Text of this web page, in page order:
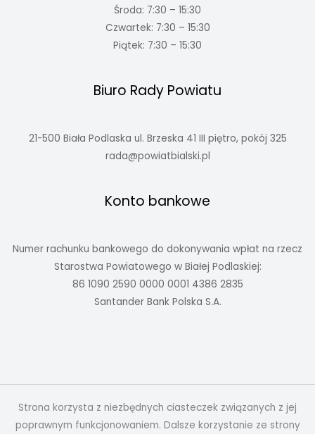
Środa: 7:30 – 15:30
Czwartek: 7:30 – 15:30
Piątek: 7:30 – 15:30
Biuro Rady Powiatu
21-500 Biała Podlaska ul. Brzeska 41 III piętro, pokój 325
rada@powiatbialski.pl
Konto bankowe
Numer rachunku bankowego do dokonywania wpłat na rzecz
Starostwa Powiatowego w Białej Podlaskiej:
86 1090 2590 0000 0001 4386 2835
Santander Bank Polska S.A.
Strona korzysta z niezbędnych ciasteczek związanych z jej
poprawnym funkcjonowaniem. Dalsze korzystanie ze strony